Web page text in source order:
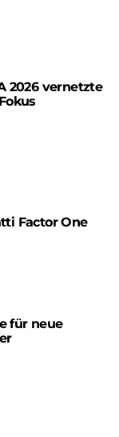
2026 vernetzte
Factor One
für neue